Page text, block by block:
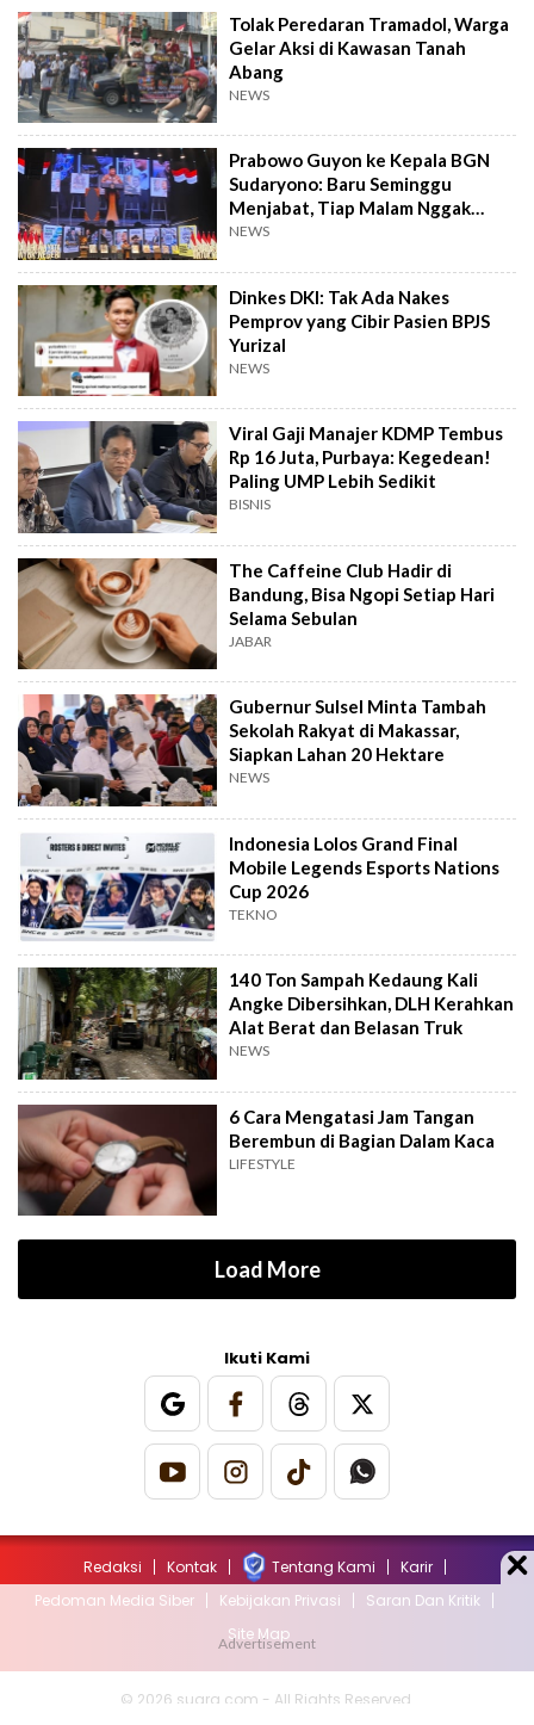
Tolak Peredaran Tramadol, Warga
Gelar Aksi di Kawasan Tanah
Abang
NEWS
Prabowo Guyon ke Kepala BGN
Sudaryono: Baru Seminggu
Menjabat, Tiap Malam Nggak
Tidur
NEWS
Dinkes DKI: Tak Ada Nakes
Pemprov yang Cibir Pasien BPJS
Yurizal
NEWS
Viral Gaji Manajer KDMP Tembus
Rp 16 Juta, Purbaya: Kegedean!
Paling UMP Lebih Sedikit
BISNIS
The Caffeine Club Hadir di
Bandung, Bisa Ngopi Setiap Hari
Selama Sebulan
JABAR
Gubernur Sulsel Minta Tambah
Sekolah Rakyat di Makassar,
Siapkan Lahan 20 Hektare
NEWS
Indonesia Lolos Grand Final
Mobile Legends Esports Nations
Cup 2026
TEKNO
140 Ton Sampah Kedaung Kali
Angke Dibersihkan, DLH Kerahkan
Alat Berat dan Belasan Truk
NEWS
6 Cara Mengatasi Jam Tangan
Berembun di Bagian Dalam Kaca
LIFESTYLE
Load More
Ikuti Kami
Redaksi Kontak Tentang Kami
Karir
Pedoman Media Siber
Kebijakan Privasi
Saran Dan Kritik
Site Map
© 2026 suara.com - All Rights Reserved.